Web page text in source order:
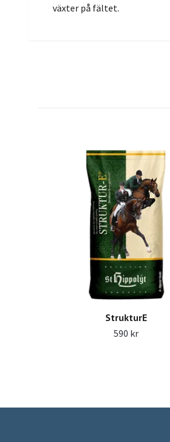
växter på fältet.
StrukturE
590 kr